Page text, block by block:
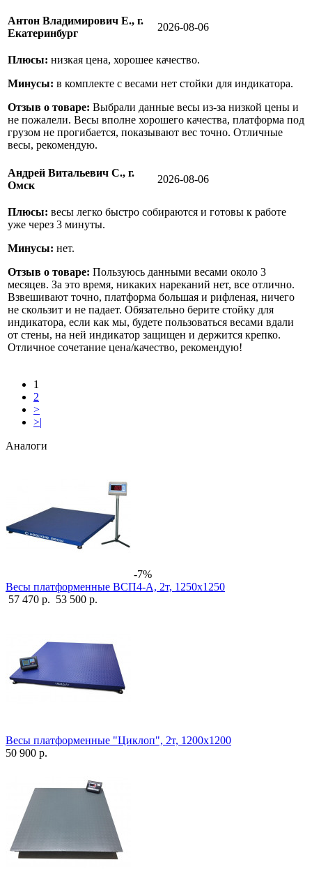
Антон Владимирович Е., г.
Екатеринбург
2026-08-06
Плюсы: низкая цена, хорошее качество.
Минусы: в комплекте с весами нет стойки для индикатора.
Отзыв о товаре: Выбрали данные весы из-за низкой цены и
не пожалели. Весы вполне хорошего качества, платформа под
грузом не прогибается, показывают вес точно. Отличные
весы, рекомендую.
Андрей Витальевич С., г.
Омск
2026-08-06
Плюсы: весы легко быстро собираются и готовы к работе
уже через 3 минуты.
Минусы: нет.
Отзыв о товаре: Пользуюсь данными весами около 3
месяцев. За это время, никаких нареканий нет, все отлично.
Взвешивают точно, платформа большая и рифленая, ничего
не скользит и не падает. Обязательно берите стойку для
индикатора, если как мы, будете пользоваться весами вдали
от стены, на ней индикатор защищен и держится крепко.
Отличное сочетание цена/качество, рекомендую!
1
2
>
>|
Аналоги
-7%
Весы платформенные ВСП4-А, 2т, 1250х1250
57 470 р. 53 500 р.
Весы платформенные "Циклоп", 2т, 1200х1200
50 900 р.